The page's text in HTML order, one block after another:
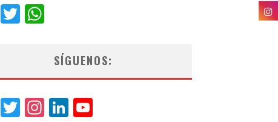
Facebook
Twitter
SÍGUENOS:
Facebook
Twitter
Instagram
LinkedIn